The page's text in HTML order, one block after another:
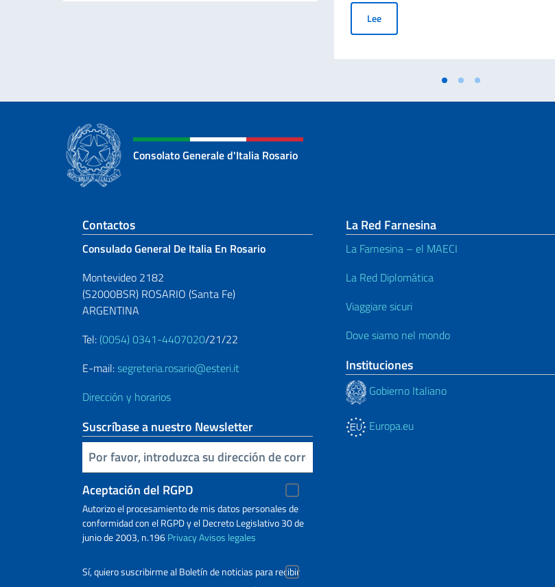
LeeCarte di Identità Elettroniche (CIE).
Consolato Generale d'Italia Rosario
Sezione footer
Contactos
Consulado General De Italia En Rosario
Montevideo 2182
(S2000BSR) ROSARIO (Santa Fe)
ARGENTINA
Tel: (0054) 0341-4407020/21/22
E-mail:segreteria.rosario@esteri.it
Dirección y horarios
Suscríbase a nuestro Newsletter
Inserta tu correo electronico
Aceptación del RGPD
Autorizo ​​el procesamiento de mis datos personales de
conformidad con el RGPD y el Decreto Legislativo 30 de
junio de 2003, n.196PrivacyAvisos legales
Sí, quiero suscribirme al Boletín de noticias para recibir
La Red Farnesina
La Farnesina – el MAECI
La Red Diplomática
Viaggiare sicuri
Dove siamo nel mondo
Instituciones
Gobierno Italiano
Europa.eu